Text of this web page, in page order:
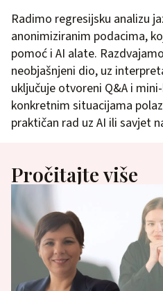
Radimo regresijsku analizu
anonimiziranim podacima,
pomoć i AI alate.
neobjašnjeni dio, uz
uključuje otvoreni Q&A i
konkretnim situacijama
praktičan rad uz AI ili savjet
Pročitajte više